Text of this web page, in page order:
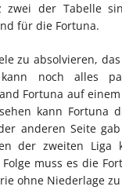
zwei der Tabelle
für die Fortuna.
zu absolvieren,
noch alles
Fortuna auf
kann Fortuna
anderen Seite
der zweiten Liga
muss es die
ohne Niederlage